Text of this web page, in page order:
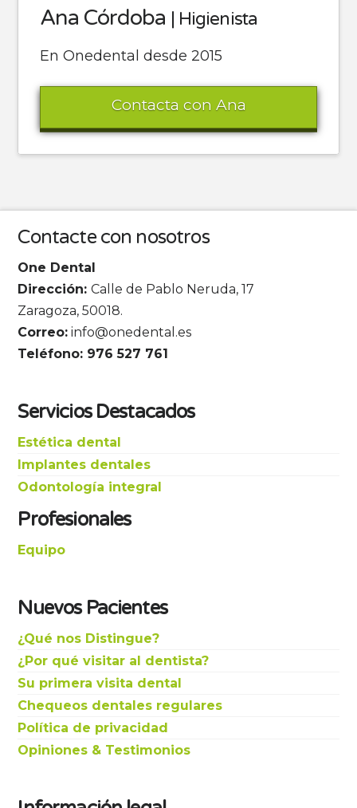
Ana Córdoba | Higienista
En Onedental desde 2015
Contacta con Ana
Contacte con nosotros
One Dental
Dirección:Calle de Pablo Neruda, 17
Zaragoza, 50018.
Correo: info@onedental.es
Teléfono: 976 527 761
Servicios Destacados
Estética dental
Implantes dentales
Odontología integral
Profesionales
Equipo
Nuevos Pacientes
¿Qué nos Distingue?
¿Por qué visitar al dentista?
Su primera visita dental
Chequeos dentales regulares
Política de privacidad
Opiniones & Testimonios